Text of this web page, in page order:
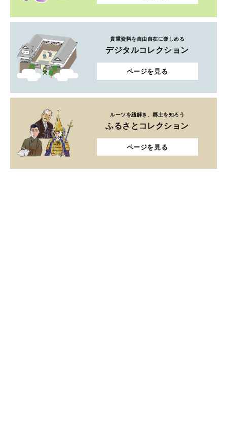
貴重資料を自由自在に楽しめる
デジタルコレクション
ページを見る
ルーツを紐解き、郷土を知ろう
ふるさとコレクション
ページを見る